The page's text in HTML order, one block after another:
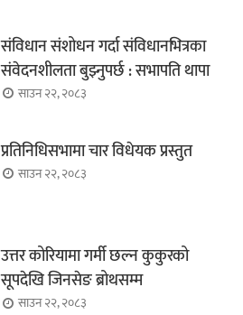
संविधान संशोधन गर्दा संविधानभित्रका
संवेदनशीलता बुझ्नुपर्छ : सभापति थापा
साउन २२, २०८३
प्रतिनिधिसभामा चार विधेयक प्रस्तुत
साउन २२, २०८३
उत्तर कोरियामा गर्मी छल्न कुकुरको
सूपदेखि जिनसेङ ब्रोथसम्म
साउन २२, २०८३